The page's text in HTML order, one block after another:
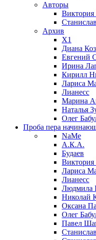
Авторы
Виктория
Архив
X1
Диана
Евгений
Ирина
Кирилл
Лариса
Лианесс
Марина
Наталья
Олег
Проба пера
NaMe
А.К.А.
Будаев
Виктория
Лариса
Лианесс
Людмила
Николай
Оксана
Олег
Павел